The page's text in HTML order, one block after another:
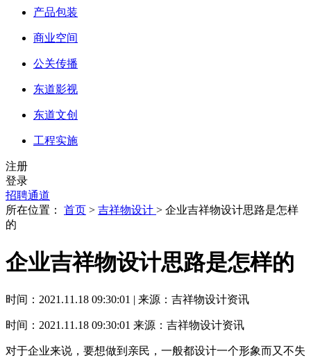
产品包装
商业空间
公关传播
东道影视
东道文创
工程实施
注册
登录
招聘通道
所在位置： 首页 > 吉祥物设计 > 企业吉祥物设计思路是怎样
的
企业吉祥物设计思路是怎样的
时间：2021.11.18 09:30:01 | 来源：吉祥物设计资讯
时间：2021.11.18 09:30:01 来源：吉祥物设计资讯
对于企业来说，要想做到亲民，一般都设计一个形象而又不失